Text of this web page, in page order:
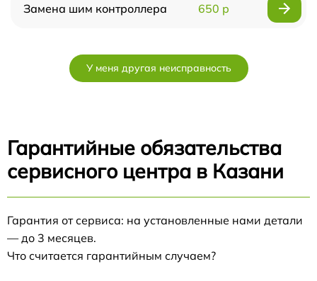
Замена шим контроллера 650 р
У меня другая неисправность
Гарантийные обязательства
сервисного центра в Казани
Гарантия от сервиса: на установленные нами детали
— до 3 месяцев.
Что считается гарантийным случаем?